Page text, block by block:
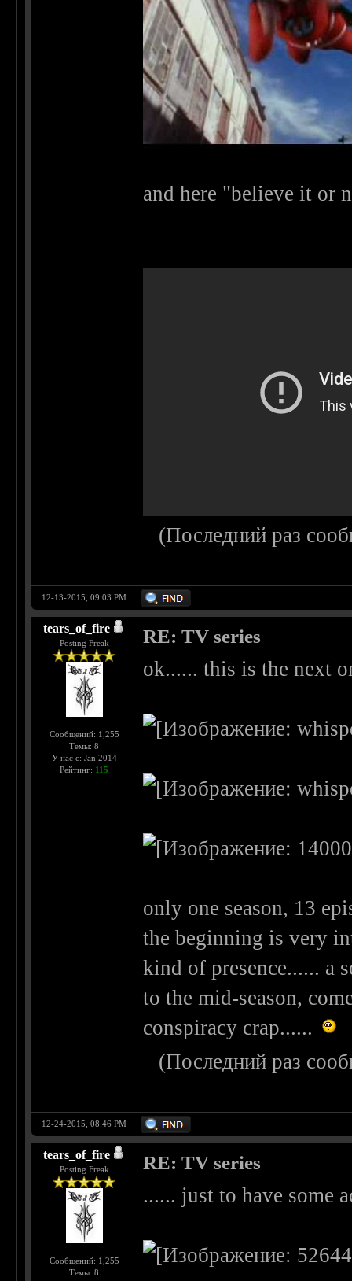
and here "believe it or
(Последний раз
12-13-2015, 09:03 PM
tears_of_fire
Posting Freak
Сообщений: 1,255
Темы: 8
У нас с: Jan 2014
Рейтинг: 115
RE: TV series
ok...... this is the next
only one season, 13
the beginning is very
kind of presence...... a
to the mid-season,
conspiracy crap......
(Последний раз
12-24-2015, 08:46 PM
tears_of_fire
Posting Freak
Сообщений: 1,255
Темы: 8
RE: TV series
...... just to have some